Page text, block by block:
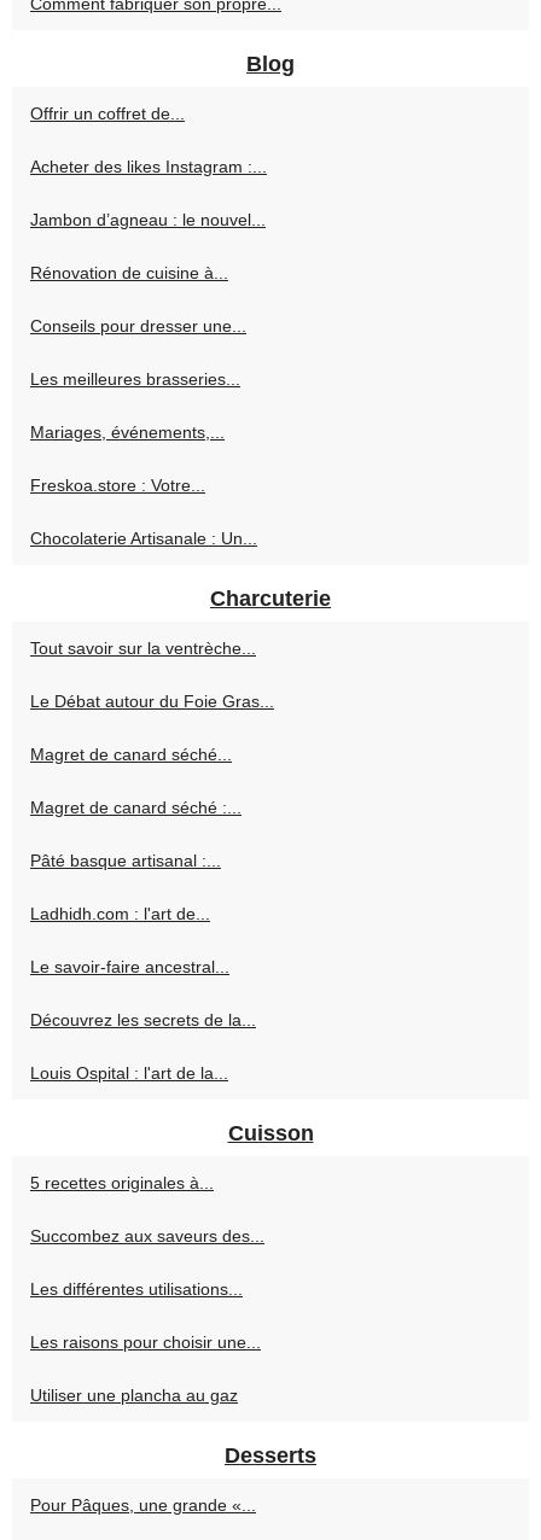
Comment fabriquer son propre...
Blog
Offrir un coffret de...
Acheter des likes Instagram :...
Jambon d’agneau : le nouvel...
Rénovation de cuisine à...
Conseils pour dresser une...
Les meilleures brasseries...
Mariages, événements,...
Freskoa.store : Votre...
Chocolaterie Artisanale : Un...
Charcuterie
Tout savoir sur la ventrèche...
Le Débat autour du Foie Gras...
Magret de canard séché...
Magret de canard séché :...
Pâté basque artisanal :...
Ladhidh.com : l'art de...
Le savoir-faire ancestral...
Découvrez les secrets de la...
Louis Ospital : l'art de la...
Cuisson
5 recettes originales à...
Succombez aux saveurs des...
Les différentes utilisations...
Les raisons pour choisir une...
Utiliser une plancha au gaz
Desserts
Pour Pâques, une grande «...